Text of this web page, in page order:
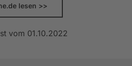
lesen >>
vom 01.10.2022